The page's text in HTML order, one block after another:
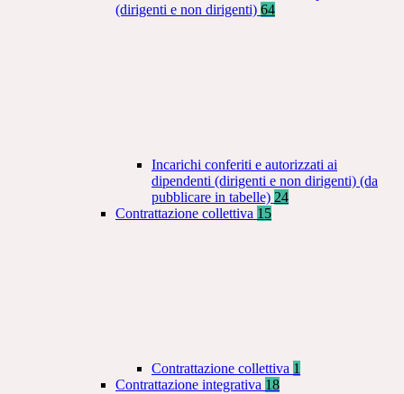
(dirigenti e non dirigenti) 64
Incarichi conferiti e autorizzati ai
dipendenti (dirigenti e non dirigenti) (da
pubblicare in tabelle) 24
Contrattazione collettiva 15
Contrattazione collettiva 1
Contrattazione integrativa 18